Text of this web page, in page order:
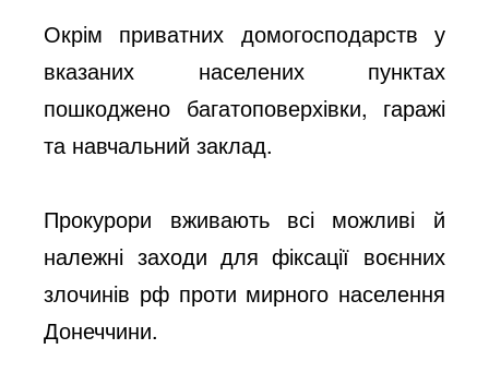
Окрім приватних домогосподарств у
вказаних населених пунктах
пошкоджено багатоповерхівки, гаражі
та навчальний заклад.
Прокурори вживають всі можливі й
належні заходи для фіксації воєнних
злочинів рф проти мирного населення
Донеччини.